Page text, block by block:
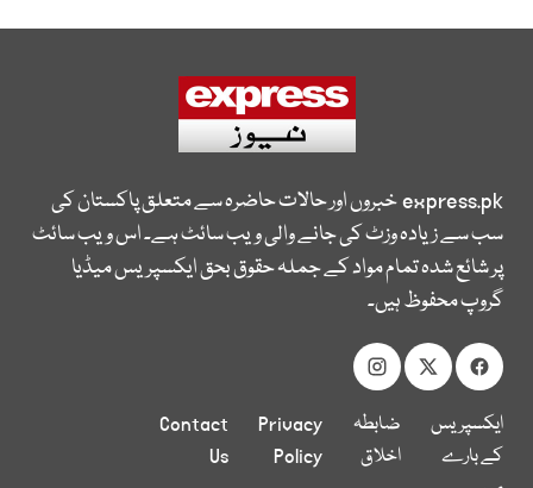
express.pkخبروں اور حالات حاضرہ سے متعلق پاکستان کی
سب سے زیادہ وزٹ کی جانے والی ویب سائٹ ہے۔ اس ویب سائٹ
پر شائع شدہ تمام مواد کے جملہ حقوق بحق ایکسپریس میڈیا
گروپ محفوظ ہیں۔
ایکسپریس
کے بارے
ضابطہ
اخلاق
Privacy
Policy
Contact
Us